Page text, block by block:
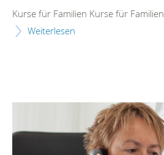
Kurse für Familien Kurse für Familien
Weiterlesen